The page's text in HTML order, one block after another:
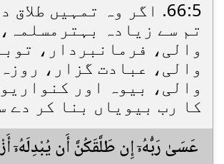
66:5. اگر وہ تمہیں طلاق
تم سے زیادہ
والی، فرمانبردار،
والی، عبادت گزار،
والی، بیوہ اور
کا رب بیویاں بنا کر دے
عَسَىٰ رَبُّهُۥٓ إِن طَلَّقَكُنَّ أَن يُبْدِلَهُۥٓ